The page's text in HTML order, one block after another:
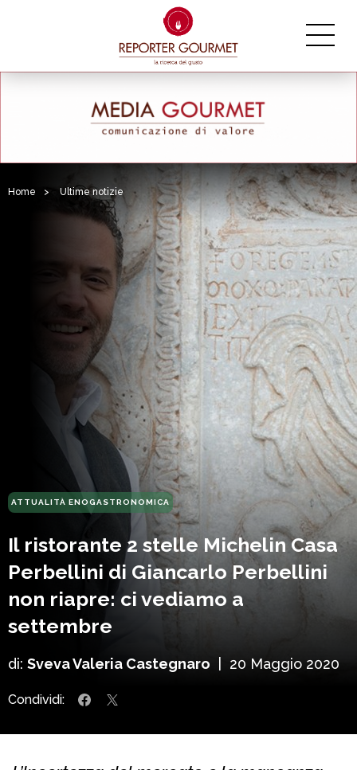
Home > Ultime notizie
ATTUALITÀ ENOGASTRONOMICA
Il ristorante 2 stelle Michelin Casa
Perbellini di Giancarlo Perbellini
non riapre: ci vediamo a
settembre
di: Sveva Valeria Castegnaro 20 Maggio 2020
Condividi: